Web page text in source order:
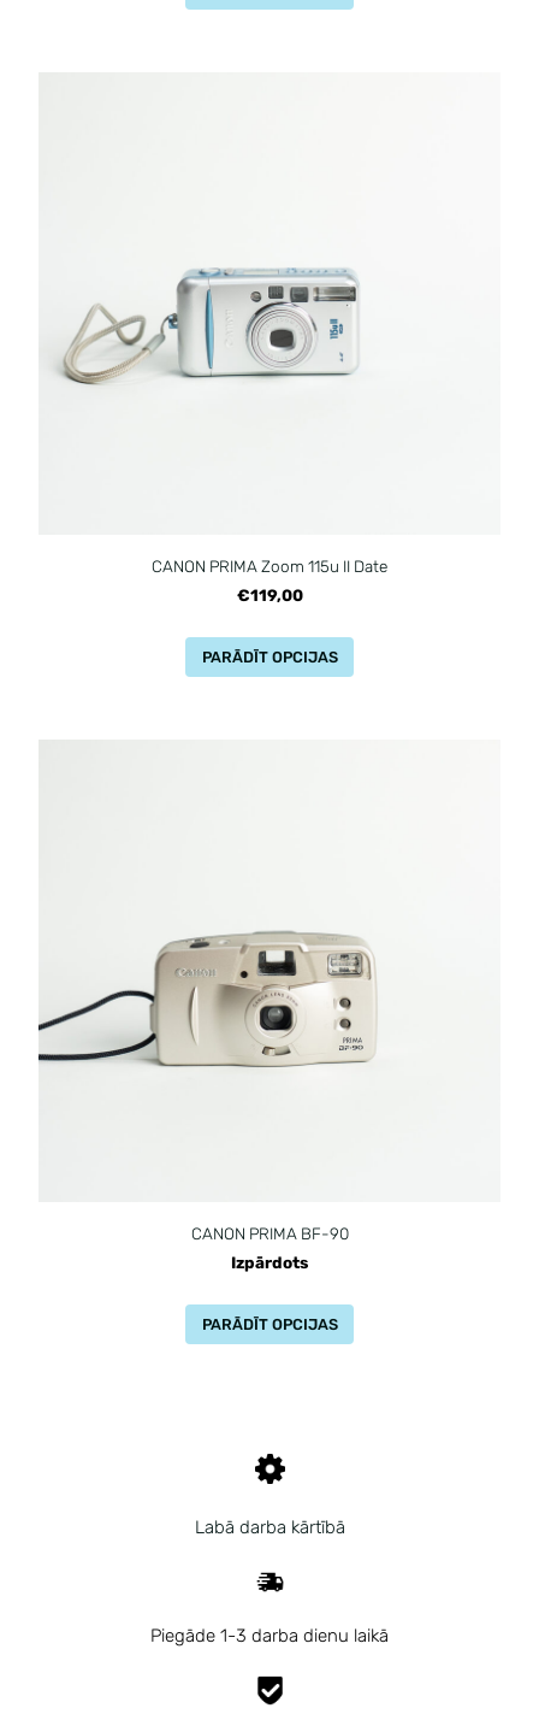
Labā darba kārtībā
Piegāde 1-3 darba dienu laikā
CANON PRIMA Zoom 115u II Date
€119,00
PARĀDĪT OPCIJAS
CANON PRIMA BF-90
Izpārdots
PARĀDĪT OPCIJAS